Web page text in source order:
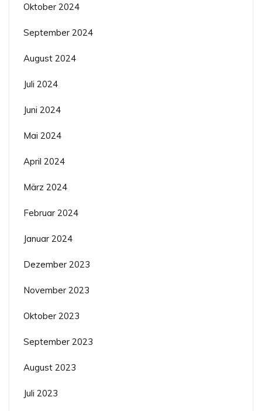
Oktober 2024
September 2024
August 2024
Juli 2024
Juni 2024
Mai 2024
April 2024
März 2024
Februar 2024
Januar 2024
Dezember 2023
November 2023
Oktober 2023
September 2023
August 2023
Juli 2023